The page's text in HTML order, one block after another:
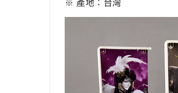
※ 產地：台灣